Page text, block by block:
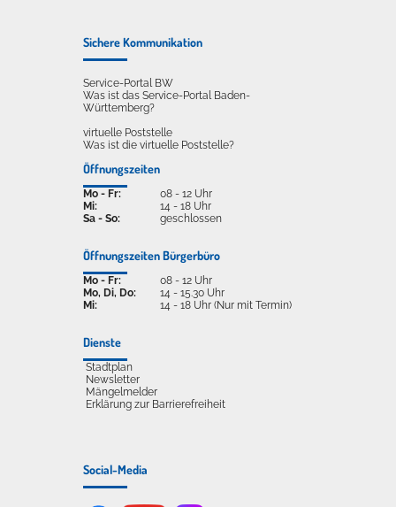
Sichere Kommunikation
Service-Portal BW
Was ist das Service-Portal Baden-
Württemberg?
virtuelle Poststelle
Was ist die virtuelle Poststelle?
Öffnungszeiten
Mo - Fr:
Mi:
Sa - So:
08 - 12 Uhr
14 - 18 Uhr
geschlossen
Öffnungszeiten Bürgerbüro
Mo - Fr:
Mo, Di, Do:
Mi:
08 - 12 Uhr
14 - 15.30 Uhr
14 - 18 Uhr (Nur mit Termin)
Dienste
Stadtplan
Newsletter
Mängelmelder
Erklärung zur Barrierefreiheit
Social-Media